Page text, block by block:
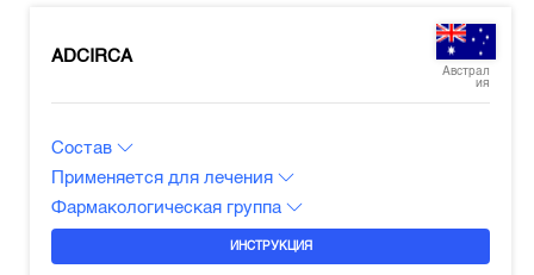
ADCIRCA
Австрал
ия
Состав
Применяется для лечения
Фармакологическая группа
ИНСТРУКЦИЯ